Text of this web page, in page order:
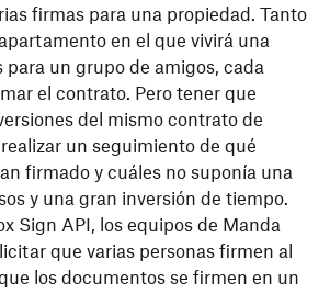
firmas para una propiedad. Tanto
en el que vivirá una
para un grupo de amigos, cada
el contrato. Pero tener que
del mismo contrato de
un seguimiento de qué
firmado y cuáles no suponía una
y una gran inversión de tiempo.
Sign API, los equipos de Manda
que varias personas firmen al
los documentos se firmen en un